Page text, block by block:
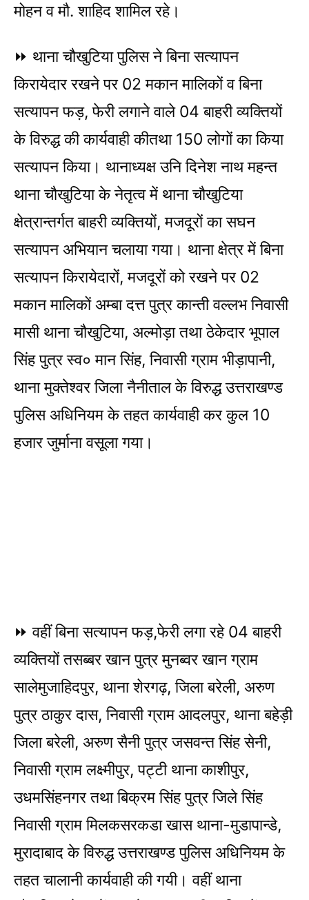
मोहन व मौ. शाहिद शामिल रहे।
⏩ थाना चौखुटिया पुलिस ने बिना सत्यापन
किरायेदार रखने पर 02 मकान मालिकों व बिना
सत्यापन फड़, फेरी लगाने वाले 04 बाहरी व्यक्तियों
के विरुद्ध की कार्यवाही कीतथा 150 लोगों का किया
सत्यापन किया। थानाध्यक्ष उनि दिनेश नाथ महन्त
थाना चौखुटिया के नेतृत्व में थाना चौखुटिया
क्षेत्रान्तर्गत बाहरी व्यक्तियों, मजदूरों का सघन
सत्यापन अभियान चलाया गया। थाना क्षेत्र में बिना
सत्यापन किरायेदारों, मजदूरों को रखने पर 02
मकान मालिकों अम्बा दत्त पुत्र कान्ती वल्लभ निवासी
मासी थाना चौखुटिया, अल्मोड़ा तथा ठेकेदार भूपाल
सिंह पुत्र स्व० मान सिंह, निवासी ग्राम भीड़ापानी,
थाना मुक्तेश्वर जिला नैनीताल के विरुद्ध उत्तराखण्ड
पुलिस अधिनियम के तहत कार्यवाही कर कुल 10
हजार जुर्माना वसूला गया।
⏩ वहीं बिना सत्यापन फड़,फेरी लगा रहे 04 बाहरी
व्यक्तियों तसब्बर खान पुत्र मुनब्वर खान ग्राम
सालेमुजाहिदपुर, थाना शेरगढ़, जिला बरेली, अरुण
पुत्र ठाकुर दास, निवासी ग्राम आदलपुर, थाना बहेड़ी
जिला बरेली, अरुण सैनी पुत्र जसवन्त सिंह सेनी,
निवासी ग्राम लक्ष्मीपुर, पट्टी थाना काशीपुर,
उधमसिंहनगर तथा बिक्रम सिंह पुत्र जिले सिंह
निवासी ग्राम मिलकसरकडा खास थाना-मुडापान्डे,
मुरादाबाद के विरुद्ध उत्तराखण्ड पुलिस अधिनियम के
तहत चालानी कार्यवाही की गयी। वहीं थाना